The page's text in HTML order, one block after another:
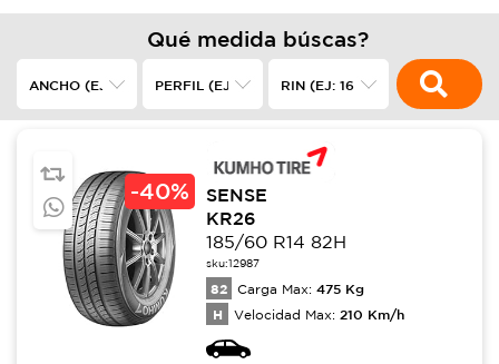
Qué medida búscas?
-40%
SENSE
KR26
185/60 R14 82H
sku:12987
82 Carga Max: 475 Kg
H Velocidad Max: 210 Km/h